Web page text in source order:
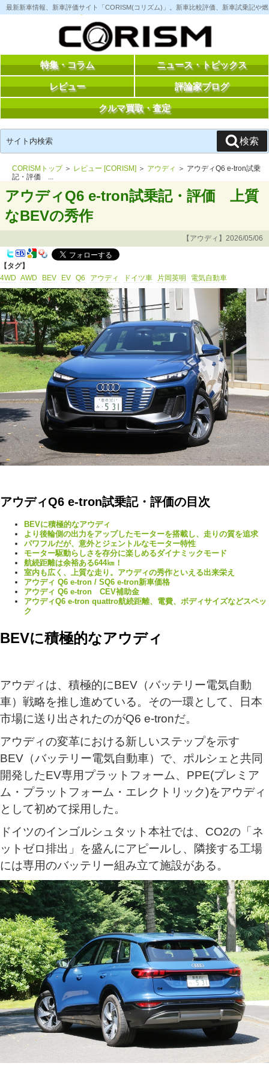
コ
ン
へ
最新新車情報、新車評価サイト「CORISM(コリズム)」。新車比較評価、新車試乗記や
特集・コラム ニュース・トピックス
レビュー 評論家ブログ
クルマ買取・査定
索:
検索
CORISMトップ＞ レビュー [CORISM] ＞ アウディ ＞ アウディQ6 e-tron試乗
記・評価 ...
アウディQ6 e-tron試乗記・評価 上質
なBEVの秀作
【アウディ】2026/05/06
【タグ】
4WD AWD BEV EV Q6 アウディ ドイツ車 片岡英明 電気自動車
アウディQ6 e-tron試乗記・評価の目次
BEVに積極的なアウディ
より後輪側の出力をアップしたモーターを搭載し、走りの質を追求
パワフルだが、意外とジェントルなモーター特性
モーター駆動らしさを存分に楽しめるダイナミックモード
航続距離は余裕ある644㎞！
室内も広く、上質な走り。アウディの秀作といえる出来栄え
アウディ Q6 e-tron / SQ6 e-tron新車価格
アウディ Q6 e-tron CEV補助金
アウディQ6 e-tron quattro航続距離、電費、ボディサイズなどスペッ
ク
BEVに積極的なアウディ
アウディは、積極的にBEV（バッテリー電気自動
車）戦略を推し進めている。その一環として、日本
市場に送り出されたのがQ6 e-tronだ。
アウディの変革における新しいステップを示す
BEV（バッテリー電気自動車）で、ポルシェと共同
開発したEV専用プラットフォーム、PPE(プレミア
ム・プラットフォーム・エレクトリック)をアウディ
として初めて採用した。
ドイツのインゴルシュタット本社では、CO2の「ネ
ットゼロ排出」を盛んにアピールし、隣接する工場
には専用のバッテリー組み立て施設がある。